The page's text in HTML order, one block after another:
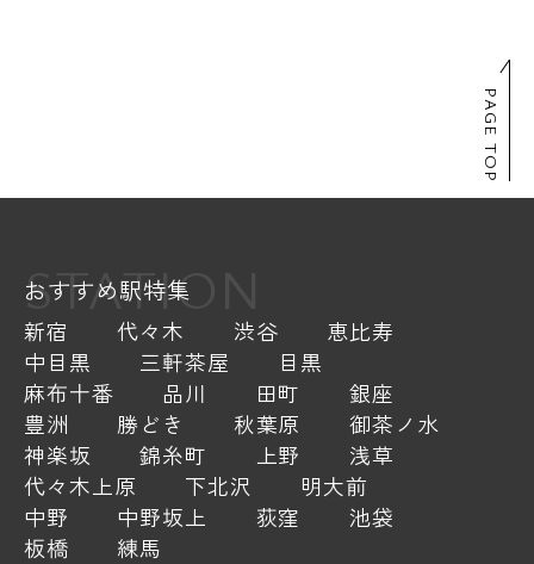
PAGE TOP
STATION
おすすめ駅特集
新宿 代々木 渋谷
恵比寿
中目黒
三軒茶屋
目黒
麻布十番
品川 田町
銀座
豊洲
勝どき 秋葉原
御茶ノ水
神楽坂
錦糸町 上野
浅草
代々木上原
下北沢
明大前
中野
中野坂上 荻窪
池袋
板橋
練馬